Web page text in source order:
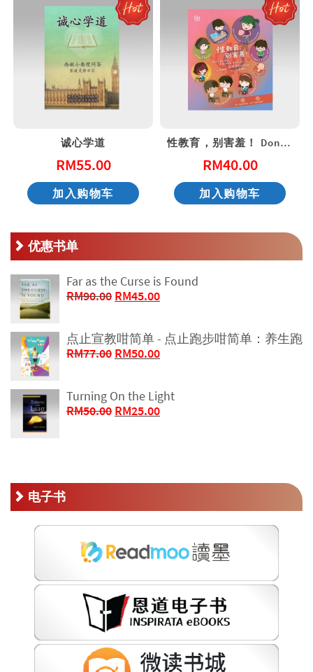
诚心学道
RM55.00
加入购物车
性教育，别害羞！ Don’t Be Shy: A Friendly Guide to Sex Education
RM40.00
加入购物车
优惠书单
Far as the Curse is Found
RM90.00 原
RM90.00。
RM45.00当
格
为：
点止宣教咁简单 - 点止跑步咁简单：养生跑
RM77.00 原
RM77.00。
RM50.00当
格
为：
Turning On the Light
RM50.00 原
RM25.00当
RM25.00。
电子书